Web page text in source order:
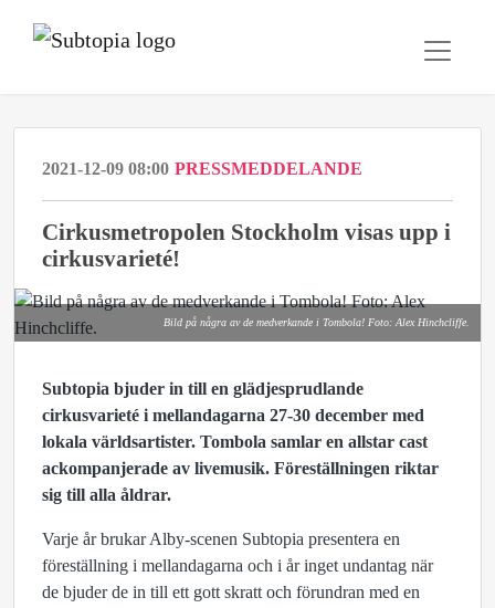
2021-12-09 08:00 PRESSMEDDELANDE
Cirkusmetropolen Stockholm visas upp i
cirkusvarieté!
Bild på några av de medverkande i Tombola! Foto: Alex Hinchcliffe.
Subtopia bjuder in till en glädjesprudlande
cirkusvarieté i mellandagarna 27-30 december med
lokala världsartister. Tombola samlar en allstar cast
ackompanjerade av livemusik. Föreställningen riktar
sig till alla åldrar.
Varje år brukar Alby-scenen Subtopia presentera en
föreställning i mellandagarna och i år inget undantag när
de bjuder de in till ett gott skratt och förundran med en